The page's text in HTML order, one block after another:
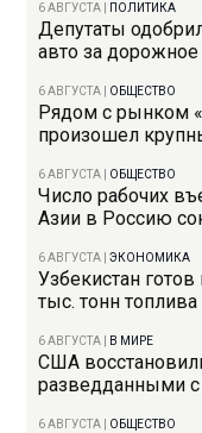
6 АВГУСТА ПОЛИТИКА
Депутаты
авто за дорожное
6 АВГУСТА ОБЩЕСТВО
Рядом с рынком
произошел
6 АВГУСТА ОБЩЕСТВО
Число рабочих
Азии в Россию
6 АВГУСТА |ЭКОНОМИКА
Узбекистан
тыс. тонн
6 АВГУСТА В МИРЕ
США
разведданными с
6 АВГУСТА ОБЩЕСТВО